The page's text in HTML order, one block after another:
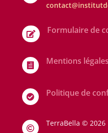
 Formulaire de
 Mentions légales
 Politique de

TerraBella © 2026